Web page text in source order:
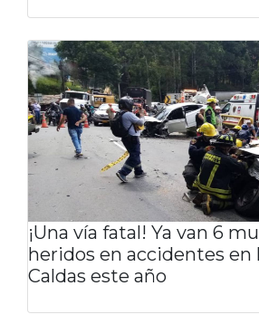
¡Una vía fatal! Ya van 6
heridos en accidentes en
Caldas este año